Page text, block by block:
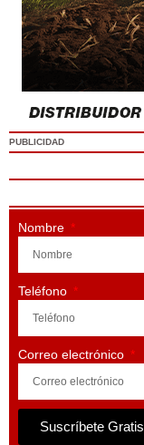
PUBLICIDAD
Nombre
Teléfono
Correo electrónico
Suscríbete Gratis